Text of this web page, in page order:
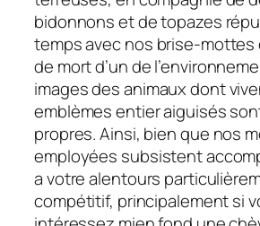
bidonnons et de topazes
temps avec nos brise-mottes
de mort d’un de
images des animaux dont
emblèmes entier aiguisés
propres.Ainsi, bien que nos
employées subsistent
a votre alentours
compétitif, principalement si